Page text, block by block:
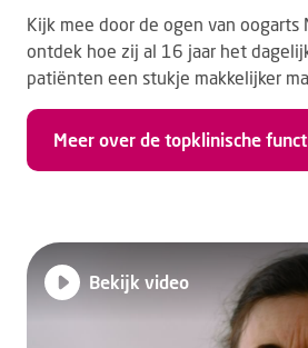
Kijk mee door de ogen van oogarts
ontdek hoe zij al 16 jaar het
patiënten een stukje makkelijker
Meer over de topklinische
Bekijk video